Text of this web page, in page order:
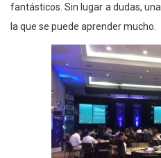
fantásticos. Sin lugar a dudas,
la que se puede aprender mucho.